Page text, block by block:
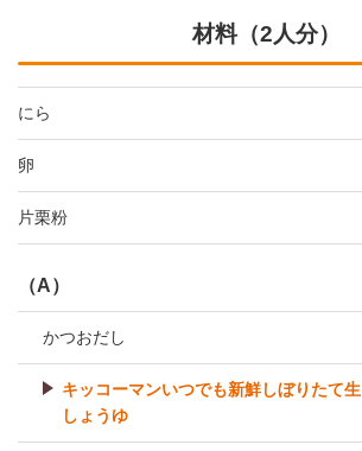
材料（2人分）
にら
卵
片栗粉
（A）
かつおだし
キッコーマンいつでも新鮮しぼりたて生
しょうゆ